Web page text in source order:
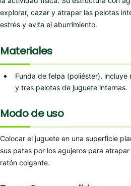
explorar, cazar y atrapar las pelotas
estrés y evita el aburrimiento.
Materiales
Funda de felpa (poliéster),
y tres pelotas de juguete internas.
Modo de uso
Colocar el juguete en una superficie
sus patas por los agujeros para
ratón colgante.